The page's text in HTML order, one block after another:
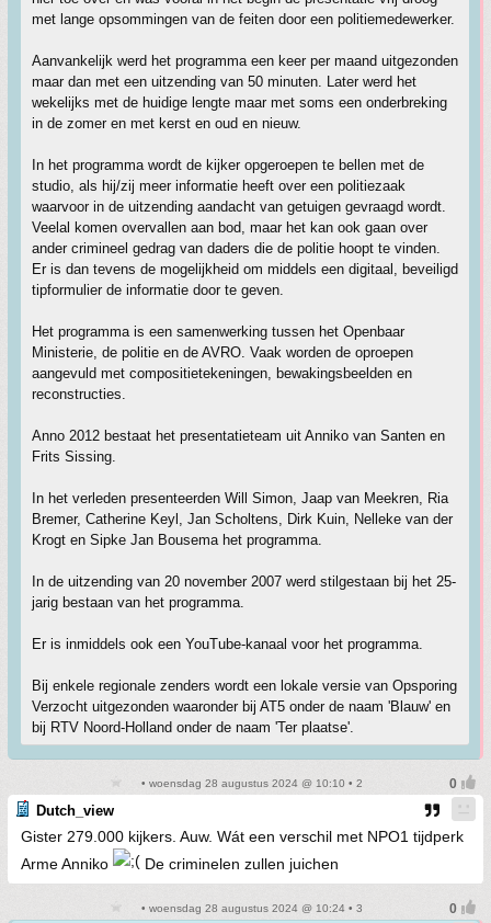
met lange opsommingen van de feiten door een politiemedewerker.
Aanvankelijk werd het programma een keer per maand uitgezonden
maar dan met een uitzending van 50 minuten. Later werd het
wekelijks met de huidige lengte maar met soms een onderbreking
in de zomer en met kerst en oud en nieuw.
In het programma wordt de kijker opgeroepen te bellen met de
studio, als hij/zij meer informatie heeft over een politiezaak
waarvoor in de uitzending aandacht van getuigen gevraagd wordt.
Veelal komen overvallen aan bod, maar het kan ook gaan over
ander crimineel gedrag van daders die de politie hoopt te vinden.
Er is dan tevens de mogelijkheid om middels een digitaal, beveiligd
tipformulier de informatie door te geven.
Het programma is een samenwerking tussen het Openbaar
Ministerie, de politie en de AVRO. Vaak worden de oproepen
aangevuld met compositietekeningen, bewakingsbeelden en
reconstructies.
Anno 2012 bestaat het presentatieteam uit Anniko van Santen en
Frits Sissing.
In het verleden presenteerden Will Simon, Jaap van Meekren, Ria
Bremer, Catherine Keyl, Jan Scholtens, Dirk Kuin, Nelleke van der
Krogt en Sipke Jan Bousema het programma.
In de uitzending van 20 november 2007 werd stilgestaan bij het 25-
jarig bestaan van het programma.
Er is inmiddels ook een YouTube-kanaal voor het programma.
Bij enkele regionale zenders wordt een lokale versie van Opsporing
Verzocht uitgezonden waaronder bij AT5 onder de naam 'Blauw' en
bij RTV Noord-Holland onder de naam 'Ter plaatse'.
• woensdag 28 augustus 2024 @ 10:10 • 2
Dutch_view
Gister 279.000 kijkers. Auw. Wát een verschil met NPO1 tijdperk
Arme Anniko
De criminelen zullen juichen
• woensdag 28 augustus 2024 @ 10:24 • 3